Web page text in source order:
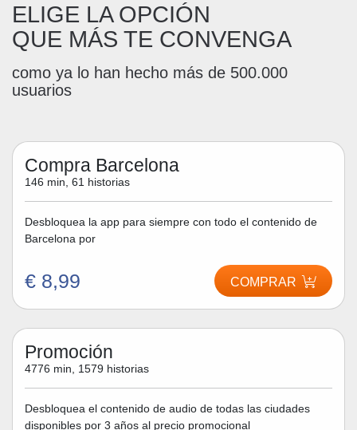
ELIGE LA OPCIÓN
QUE MÁS TE CONVENGA
como ya lo han hecho más de 500.000
usuarios
Compra Barcelona
146 min, 61 historias
Desbloquea la app para siempre con todo el contenido de
Barcelona por
€ 8,99 COMPRAR
Promoción
4776 min, 1579 historias
Desbloquea el contenido de audio de todas las ciudades
disponibles por 3 años al precio promocional